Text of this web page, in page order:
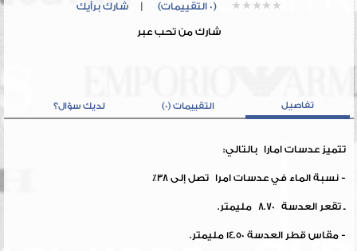
(0 التقييمات) |شارك برأيك
شارك من تحب عبر
تفاصيل التقييمات (0) لديك سؤال؟
تتميز عدسات امارا بالتالي:
- نسبة الماء في عدسات امرا تصل إلى 38٪
ـ تقعر العدسة 8.70 مليمتر.
- مقاس قطر العدسة 14.50 مليمتر.